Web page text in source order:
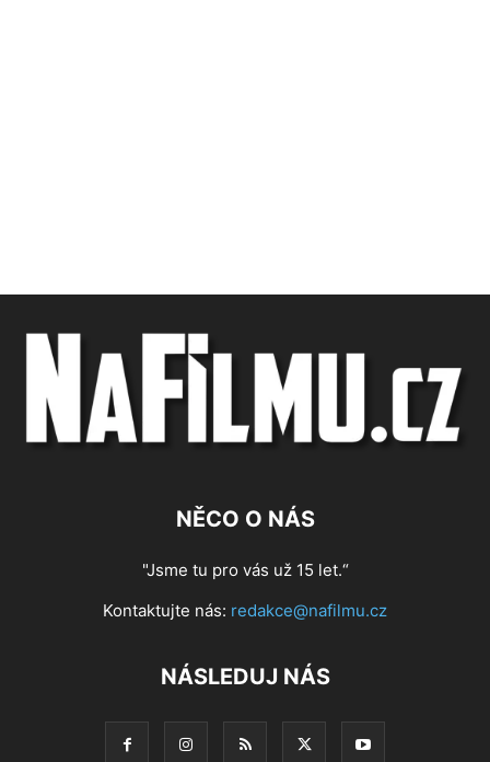
NĚCO O NÁS
"Jsme tu pro vás už 15 let.“
Kontaktujte nás: redakce@nafilmu.cz
NÁSLEDUJ NÁS